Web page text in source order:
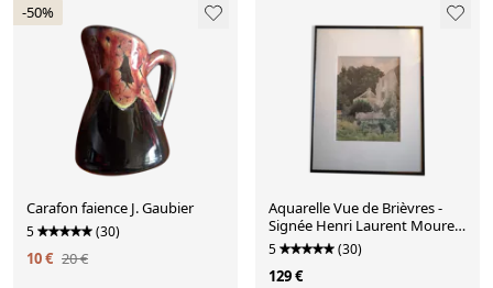
-50%
Carafon faience J. Gaubier
5 (30)
10 € 20 €
Aquarelle Vue de Brièvres -
Signée Henri Laurent Mouren
(1844-1922)
5 (30)
129 €